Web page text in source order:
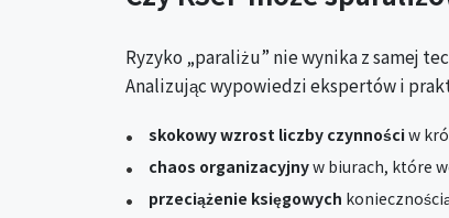
Ryzyko „paraliżu” nie wynika z samej
Analizując wypowiedzi ekspertów i
skokowy wzrost liczby czynnościw
chaos organizacyjnyw biurach, które
przeciążenie księgowych